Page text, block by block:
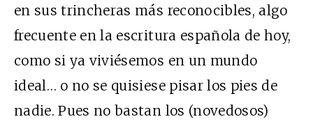
en sus trincheras más reconocibles, algo
frecuente en la escritura española de hoy,
como si ya viviésemos en un mundo
ideal… o no se quisiese pisar los pies de
nadie. Pues no bastan los (novedosos)